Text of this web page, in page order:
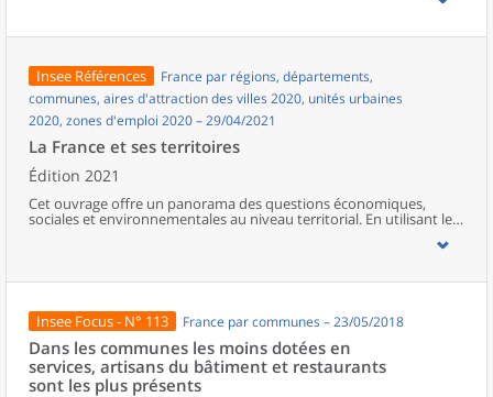
accélérant l’exode rural, bouleverse le peuplement de la région.
pays entre dans une phase de ralentissement démographique. En
première ligne lors des deux conflits mondiaux, les Hauts-de-
France retrouvent leur poids démographique d’avant la Première
Guerre dès les années 1950, à la faveur du baby-boom et de la
reconstruction. Depuis les années 1970, la population subit un
ralentissement, du fait d’une baisse progressive de l’excédent
naturel.
Insee Références
France par régions, départements,
communes, aires d'attraction des villes 2020, unités urbaines
2020, zones d'emploi 2020 – 29/04/2021
La France et ses territoires
Édition 2021
Cet ouvrage offre un panorama des questions économiques,
sociales et environnementales au niveau territorial. En utilisant les
disparités géographiques en France, sur les forces et faiblesses des
population.
Insee Focus - N° 113 France par communes – 23/05/2018
Dans les communes les moins dotées en
services, artisans du bâtiment et restaurants
sont les plus présents